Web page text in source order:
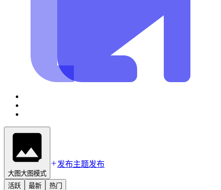
大图大图模式
发布主题发布
活跃 最新 热门